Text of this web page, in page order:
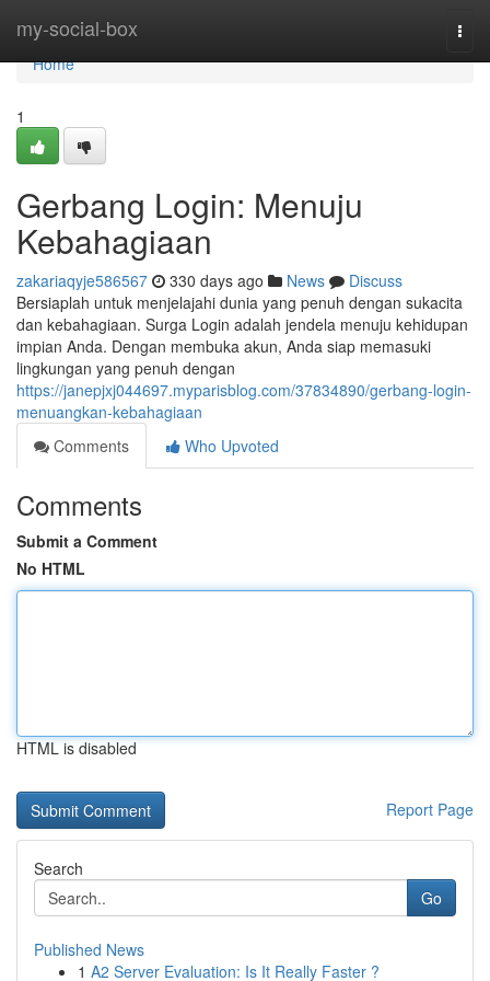
my-social-box
Home
Home
1
Gerbang Login: Menuju
Kebahagiaan
zakariaqyje586567 330 days ago News
Discuss
Bersiaplah untuk menjelajahi dunia yang penuh dengan sukacita
dan kebahagiaan. Surga Login adalah jendela menuju kehidupan
impian Anda. Dengan membuka akun, Anda siap memasuki
lingkungan yang penuh dengan
https://janepjxj044697.myparisblog.com/37834890/gerbang-login-
menuangkan-kebahagiaan
Comments
Who Upvoted
Comments
Submit a Comment
No HTML
HTML is disabled
Report Page
Search
Go
Published News
1 A2 Server Evaluation: Is It Really Faster ?